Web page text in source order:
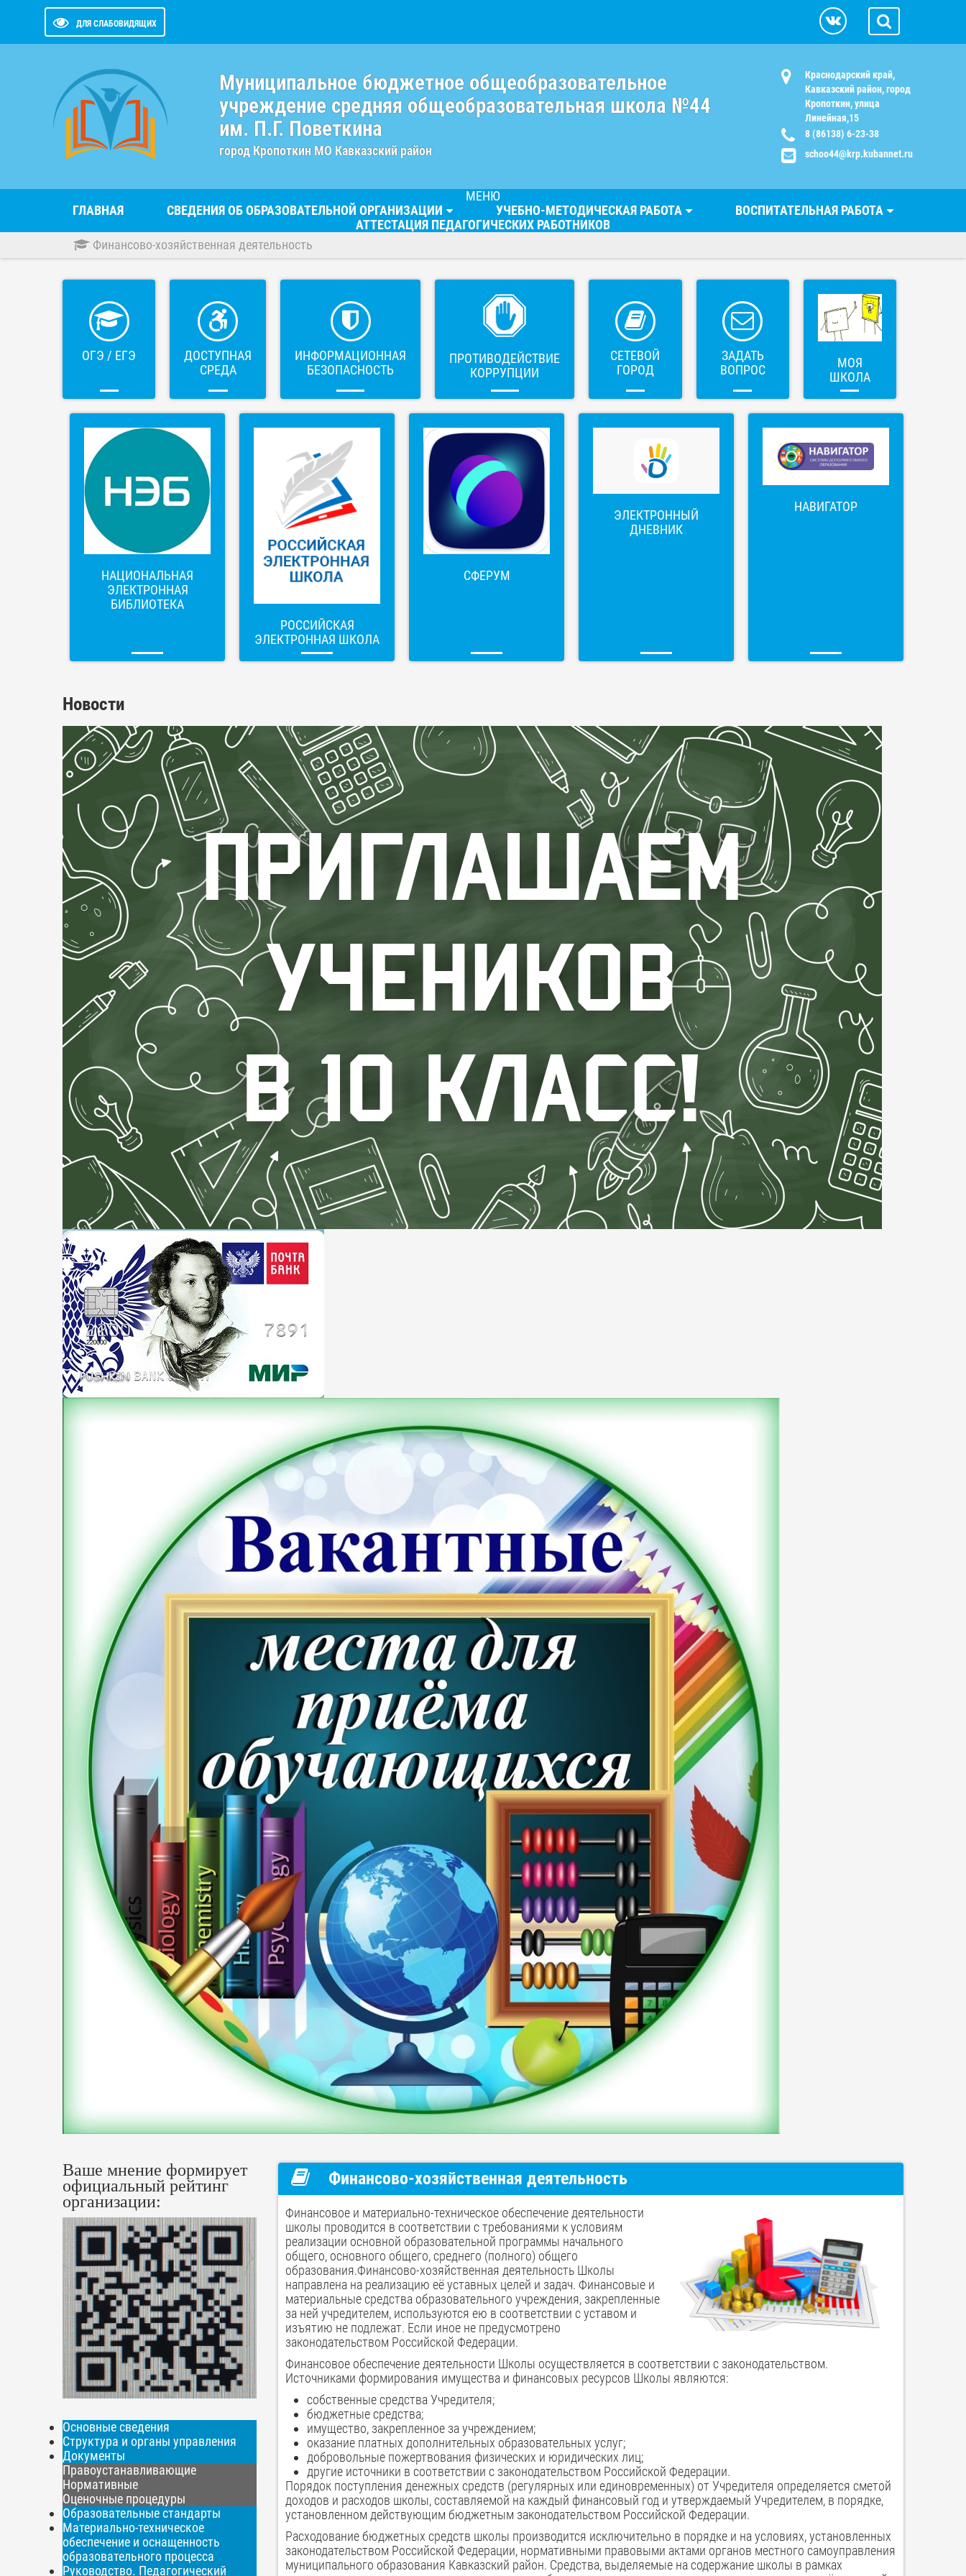
ДЛЯ СЛАБОВИДЯЩИХ
Муниципальное бюджетное общеобразовательное
учреждение средняя общеобразовательная школа №44
им. П.Г. Поветкина
город Кропоткин МО Кавказский район
Краснодарский край,
Кавказский район, город
Кропоткин, улица
Линейная,15
8 (86138) 6-23-38
schoo44@krp.kubannet.ru
МЕНЮ
ГЛАВНАЯ
СВЕДЕНИЯ ОБ ОБРАЗОВАТЕЛЬНОЙ ОРГАНИЗАЦИИ УЧЕБНО-МЕТОДИЧЕСКАЯ РАБОТА
ВОСПИТАТЕЛЬНАЯ РАБОТА
АТТЕСТАЦИЯ ПЕДАГОГИЧЕСКИХ РАБОТНИКОВ
Финансово-хозяйственная деятельность
ОГЭ / ЕГЭ
ДОСТУПНАЯ
СРЕДА
ИНФОРМАЦИОННАЯ
БЕЗОПАСНОСТЬ
ПРОТИВОДЕЙСТВИЕ
КОРРУПЦИИ
СЕТЕВОЙ
ГОРОД
ЗАДАТЬ
ВОПРОС
МОЯ
ШКОЛА
НАЦИОНАЛЬНАЯ
ЭЛЕКТРОННАЯ
БИБЛИОТЕКА
РОССИЙСКАЯ
ЭЛЕКТРОННАЯ ШКОЛА
СФЕРУМ
ЭЛЕКТРОННЫЙ
ДНЕВНИК
НАВИГАТОР
Новости
Ваше мнение формирует
официальный рейтинг
организации:
Основные сведения
Структура и органы управления
Документы
Правоустанавливающие
Нормативные
Оценочные процедуры
Образовательные стандарты
Материально-техническое
обеспечение и оснащенность
образовательного процесса
Руководство. Педагогический
Финансово-хозяйственная деятельность
Финансовое и материально-техническое обеспечение деятельности
школы проводится в соответствии с требованиями к условиям
реализации основной образовательной программы начального
общего, основного общего, среднего (полного) общего
образования.Финансово-хозяйственная деятельность Школы
направлена на реализацию её устав­ных целей и задач. Финансовые и
материальные средства образовательного учреждения, закрепленные
за ней учредителем, используются ею в соответствии с уставом и
изъятию не подлежат. Если иное не предусмотрено
законодательством Российской Федерации.
Финансовое обеспечение деятельности Школы осуществляется в соответствии с законодательством.
Источниками формирования имущества и финансовых ресурсов Школы являются:
собственные средства Учредителя;
бюджетные средства;
имущество, закрепленное за учреждением;
оказание платных дополнительных образовательных услуг;
добровольные пожертвования физических и юридических лиц;
другие источники в соответствии с законодательством Российской Федерации.
Порядок поступления денежных средств (регулярных или единовременных) от Учредителя определяется сметой
доходов и расходов школы, составляемой на каждый финансовый год и утверждаемый Учредителем, в порядке,
установленном действующим бюджетным законодательством Российской Федерации.
Расходование бюджетных средств школы производится исключительно в порядке и на условиях, установленных
законодательством Российской Федерации, нормативными правовыми актами органов местного самоуправления
муниципального образования Кавказский район. Средства, выделяемые на содержание школы в рамках